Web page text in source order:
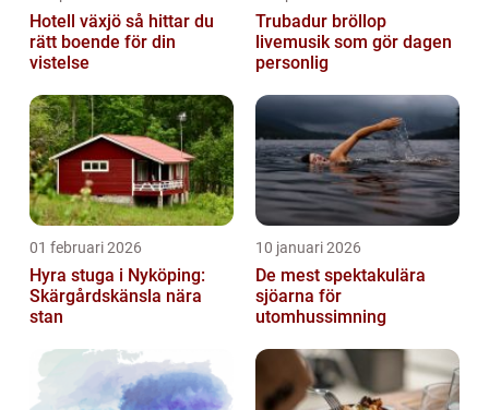
Hotell växjö så hittar du
rätt boende för din
vistelse
Trubadur bröllop
livemusik som gör dagen
personlig
01 februari 2026
Hyra stuga i Nyköping:
Skärgårdskänsla nära
stan
10 januari 2026
De mest spektakulära
sjöarna för
utomhussimning